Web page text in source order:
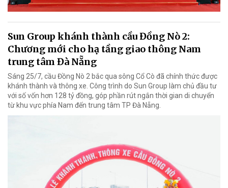
Sun Group khánh thành cầu Đồng Nò 2:
Chương mới cho hạ tầng giao thông Nam
trung tâm Đà Nẵng
Sáng 25/7, cầu Đồng Nò 2 bắc qua sông Cổ Cò đã chính thức được
khánh thành và thông xe. Công trình do Sun Group làm chủ đầu tư
với số vốn hơn 128 tỷ đồng, góp phần rút ngắn thời gian di chuyển
từ khu vực phía Nam đến trung tâm TP Đà Nẵng.